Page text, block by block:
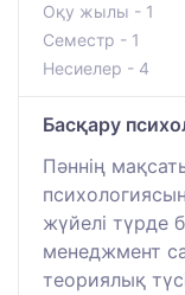
Оқу жылы - 1
Семестр - 1
Несиелер - 4
Басқару
Пәннің
жүйелі түрде
менеджмент
теориялық